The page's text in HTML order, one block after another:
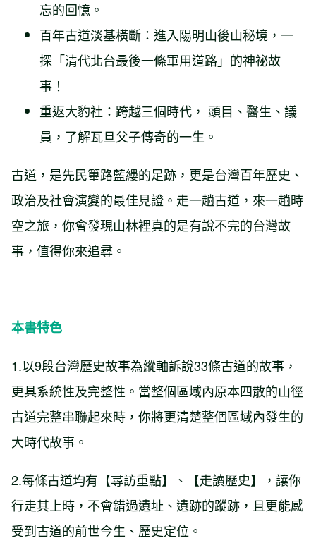
忘的回憶。
百年古道淡基橫斷：進入陽明山後山秘境，一
探「清代北台最後一條軍用道路」的神祕故
事！
重返大豹社：跨越三個時代， 頭目、醫生、議
員，了解瓦旦父子傳奇的一生。
古道，是先民篳路藍縷的足跡，更是台灣百年歷史、
政治及社會演變的最佳見證。走一趟古道，來一趟時
空之旅，你會發現山林裡真的是有說不完的台灣故
事，值得你來追尋。
本書特色
1.以9段台灣歷史故事為縱軸訴說33條古道的故事，
更具系統性及完整性。當整個區域內原本四散的山徑
古道完整串聯起來時，你將更清楚整個區域內發生的
大時代故事。
2.每條古道均有【尋訪重點】、【走讀歷史】，讓你
行走其上時，不會錯過遺址、遺跡的蹤跡，且更能感
受到古道的前世今生、歷史定位。